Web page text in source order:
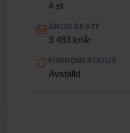
4 st
ÅRLIG SKATT
3 483 kr/år
FORDONSSTATUS
Avställd